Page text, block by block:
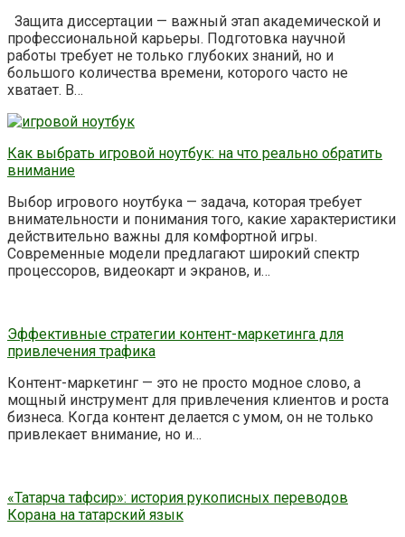
Защита диссертации — важный этап академической и
профессиональной карьеры. Подготовка научной
работы требует не только глубоких знаний, но и
большого количества времени, которого часто не
хватает. В…
Как выбрать игровой ноутбук: на что реально обратить
внимание
Выбор игрового ноутбука — задача, которая требует
внимательности и понимания того, какие характеристики
действительно важны для комфортной игры.
Современные модели предлагают широкий спектр
процессоров, видеокарт и экранов, и…
Эффективные стратегии контент-маркетинга для
привлечения трафика
Контент-маркетинг — это не просто модное слово, а
мощный инструмент для привлечения клиентов и роста
бизнеса. Когда контент делается с умом, он не только
привлекает внимание, но и…
«Татарча тафсир»: история рукописных переводов
Корана на татарский язык